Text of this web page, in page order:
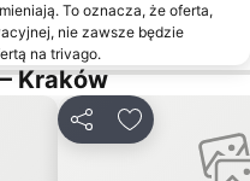
Doświadczeń im Stanisława Lema
Centre of Krakow
Lotników Polskich
Duchackie
To oznacza, że oferta,
nie zawsze będzie
na trivago.
Kraków
UdostępnijDodaj do